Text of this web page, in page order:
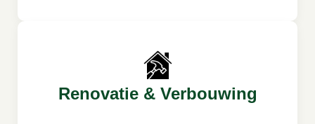
Renovatie & Verbouwing